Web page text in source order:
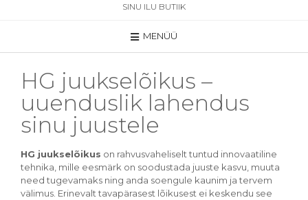
Nimue Day 50ml – Päevakreem
54.00€
1080.00
LISA
SINU ILU BUTIIK
MENÜÜ
HG juukselõikus –
uuenduslik lahendus
sinu juustele
HG juukselõikus on rahvusvaheliselt tuntud innovaatiline
tehnika, mille eesmärk on soodustada juuste kasvu, muuta
need tugevamaks ning anda soengule kaunim ja tervem
välimus. Erinevalt tavapärasest lõikusest ei keskendu see